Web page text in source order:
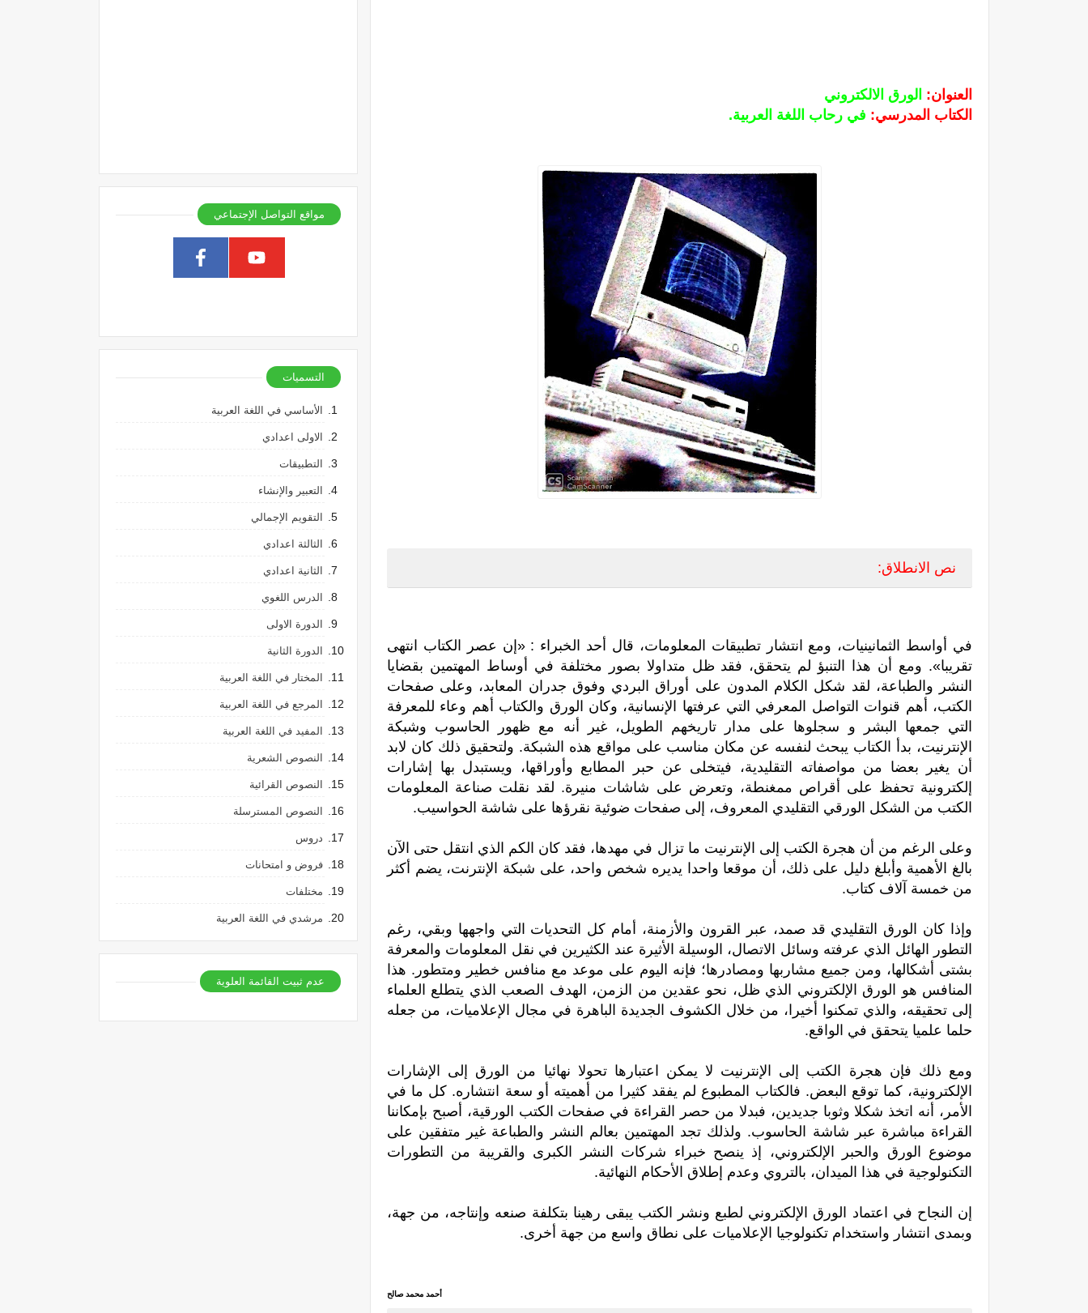
العنوان: الورق الالكتروني
الكتاب المدرسي: في رحاب اللغة العربية.
نص الانطلاق:
في أواسط الثمانينيات، ومع انتشار تطبيقات المعلومات، قال أحد الخبراء : «إن عصر الكتاب انتهى
تقریبا». ومع أن هذا التنبؤ لم يتحقق، فقد ظل متداولا بصور مختلفة في أوساط المهتمين بقضايا
النشر والطباعة، لقد شكل الكلام المدون على أوراق البردي وفوق جدران المعابد، وعلى صفحات
الكتب، أهم قنوات التواصل المعرفي التي عرفتها الإنسانية، وكان الورق والكتاب أهم وعاء للمعرفة
التي جمعها البشر و سجلوها على مدار تاريخهم الطويل، غير أنه مع ظهور الحاسوب وشبكة
الإنترنيت، بدأ الكتاب يبحث لنفسه عن مكان مناسب على مواقع هذه الشبكة. ولتحقيق ذلك كان لابد
أن يغير بعضا من مواصفاته التقليدية، فيتخلى عن حبر المطابع وأوراقها، ويستبدل بها إشارات
إلكترونية تحفظ على أقراص ممغنطة، وتعرض على شاشات منيرة. لقد نقلت صناعة المعلومات
الكتب من الشكل الورقي التقليدي المعروف، إلى صفحات ضوئية نقرؤها على شاشة الحواسيب.
وعلى الرغم من أن هجرة الكتب إلى الإنترنيت ما تزال في مهدها، فقد كان الكم الذي انتقل حتى الآن
بالغ الأهمية وأبلغ دليل على ذلك، أن موقعا واحدا يديره شخص واحد، على شبكة الإنترنت، يضم أكثر
من خمسة آلاف كتاب.
وإذا كان الورق التقليدي قد صمد، عبر القرون والأزمنة، أمام كل التحديات التي واجهها وبقي، رغم
التطور الهائل الذي عرفته وسائل الاتصال، الوسيلة الأثيرة عند الكثيرين في نقل المعلومات والمعرفة
بشتى أشكالها، ومن جميع مشاربها ومصادرها؛ فإنه اليوم على موعد مع منافس خطير ومتطور. هذا
المنافس هو الورق الإلكتروني الذي ظل، نحو عقدين من الزمن، الهدف الصعب الذي يتطلع العلماء
إلى تحقيقه، والذي تمكنوا أخيرا، من خلال الكشوف الجديدة الباهرة في مجال الإعلاميات، من جعله
حلما علميا يتحقق في الواقع.
ومع ذلك فإن هجرة الكتب إلى الإنترنيت لا يمكن اعتبارها تحولا نهائيا من الورق إلى الإشارات
الإلكترونية، كما توقع البعض. فالكتاب المطبوع لم يفقد كثيرا من أهميته أو سعة انتشاره. كل ما في
الأمر، أنه اتخذ شكلا وثوبا جديدين، فبدلا من حصر القراءة في صفحات الكتب الورقية، أصبح بإمكاننا
القراءة مباشرة عبر شاشة الحاسوب. ولذلك تجد المهتمين بعالم النشر والطباعة غير متفقين على
موضوع الورق والحبر الإلكتروني، إذ ينصح خبراء شركات النشر الكبرى والقريبة من التطورات
التكنولوجية في هذا الميدان، بالتروي وعدم إطلاق الأحكام النهائية.
إن النجاح في اعتماد الورق الإلكتروني لطبع ونشر الكتب يبقى رهينا بتكلفة صنعه وإنتاجه، من جهة،
وبمدى انتشار واستخدام تكنولوجيا الإعلاميات على نطاق واسع من جهة أخرى.
أحمد محمد صالح
مواقع التواصل الإجتماعي
التسميات
الأساسي في اللغة العربية
الاولى اعدادي
التطبيقات
التعبير والإنشاء
التقويم الإجمالي
الثالثة اعدادي
الثانية اعدادي
الدرس اللغوي
الدورة الاولى
الدورة الثانية
المختار في اللغة العربية
المرجع في اللغة العربية
المفيد في اللغة العربية
النصوص الشعرية
النصوص القرائية
النصوص المسترسلة
دروس
فروض و امتحانات
مختلفات
مرشدي في اللغة العربية
عدم ثبيت القائمة العلوية